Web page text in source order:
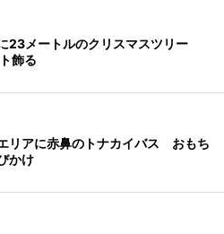
23メートルのクリスマスツリー
飾る
リアに赤鼻のトナカイバス おもち
かけ